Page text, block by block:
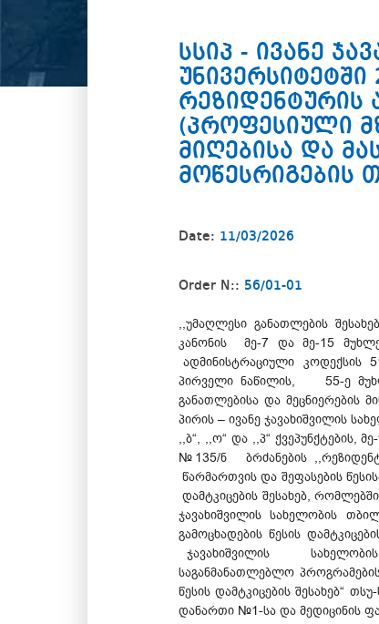
სსიპ - ივანე
რეზიდენტურის
(პროფესიული
მიღებისა და
მოწესრიგების
Date: 11/03/2026
Order N:: 56/01-01
,,უმაღლესი განათლების
კანონის მე-7 და მე-15
ადმინისტრაციული კოდექსის
პირველი ნაწილის, 55-ე
განათლებისა და
პირის – ივანე ჯავახიშვილის
,,ბ“, ,,ო“ და ,,პ“
№135/ნ ბრძანების
წარმართვის და შეფასების
დამტკიცების შესახებ,
ჯავახიშვილის სახელობის
გამოცხადების წესის
ჯავახიშვილის
საგანმანათლებლო
წესის დამტკიცების
დანართი №1-სა და მედიცინის